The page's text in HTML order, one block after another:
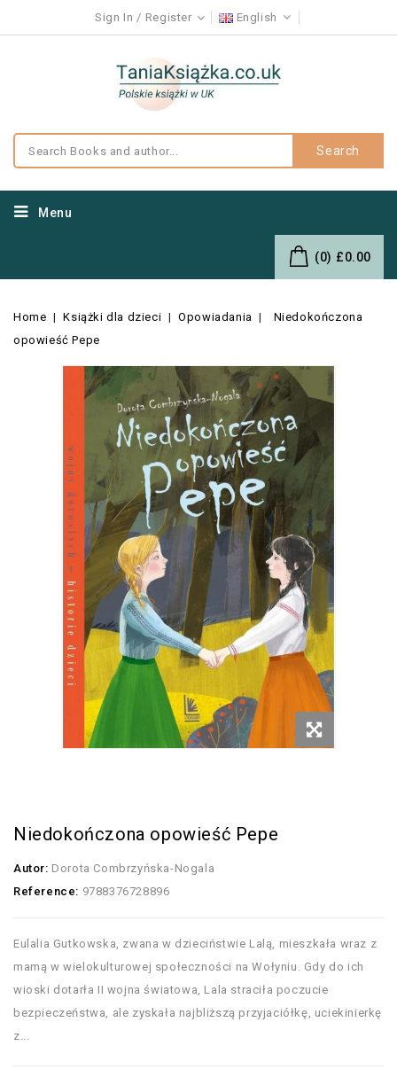
Sign In Register English
Search
Menu
(0) £0.00
Home Książki dla dzieci Opowiadania
Niedokończona
opowieść Pepe
Niedokończona opowieść Pepe
Autor: Dorota Combrzyńska-Nogala
Reference: 9788376728896
Eulalia Gutkowska, zwana w dzieciństwie Lalą, mieszkała wraz z
mamą w wielokulturowej społeczności na Wołyniu. Gdy do ich
wioski dotarła II wojna światowa, Lala straciła poczucie
bezpieczeństwa, ale zyskała najbliższą przyjaciółkę, uciekinierkę
z...